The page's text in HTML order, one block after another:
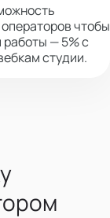
чтобы
работы — 5% с
студии.